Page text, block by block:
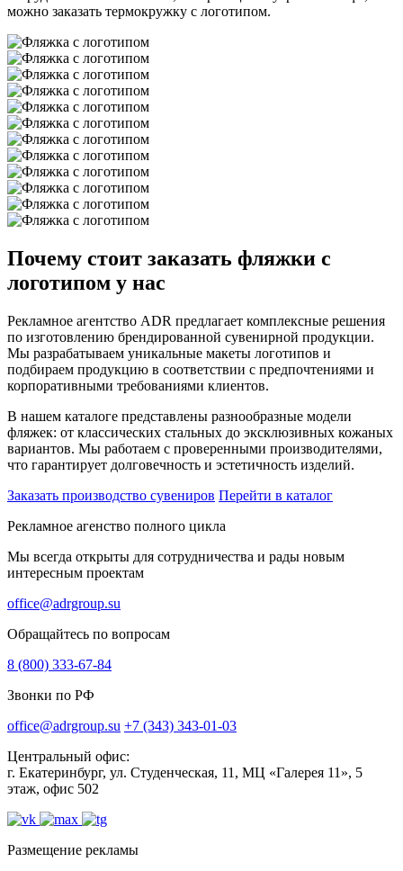
можно заказать термокружку с логотипом.
Почему стоит заказать фляжки с
логотипом у нас
Рекламное агентство ADR предлагает комплексные решения
по изготовлению брендированной сувенирной продукции.
Мы разрабатываем уникальные макеты логотипов и
подбираем продукцию в соответствии с предпочтениями и
корпоративными требованиями клиентов.
В нашем каталоге представлены разнообразные модели
фляжек: от классических стальных до эксклюзивных кожаных
вариантов. Мы работаем с проверенными производителями,
что гарантирует долговечность и эстетичность изделий.
Заказать производство сувениров Перейти в каталог
Рекламное агенство полного цикла
Мы всегда открыты для сотрудничества и рады новым
интересным проектам
office@adrgroup.su
Обращайтесь по вопросам
8 (800) 333-67-84
Звонки по РФ
office@adrgroup.su +7 (343) 343-01-03
Центральный офис:
г. Екатеринбург, ул. Студенческая, 11, МЦ «Галерея 11», 5
этаж, офис 502
Размещение рекламы